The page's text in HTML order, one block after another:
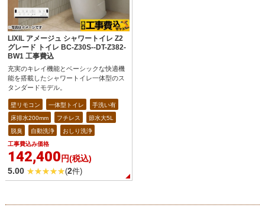
LIXIL アメージュ シャワートイレ Z2
グレード トイレ BC-Z30S--DT-Z382-
BW1 工事費込
充実のキレイ機能とベーシックな快適機
能を搭載したシャワートイレ一体型のス
タンダードモデル。
壁リモコン 一体型トイレ
手洗い有
床排水200mm
フチレス
節水大5L
脱臭
自動洗浄
おしり洗浄
工事費込み価格
142,400 円(税込)
5.00
(2件)